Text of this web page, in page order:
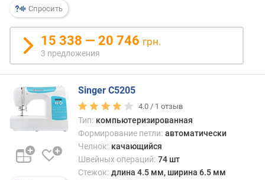
д
а
т
е
д
о
а
в
л
е
и
Спросить
15 338 — 20 746 грн.
3 предложения
Singer C5205
4.0 / 1 отзыв
Тип: компьютеризированная
Формирование петли: автоматически
Челнок: качающийся
Швейных операций: 74 шт
Стежок: длина 4.5 мм, ширина 6.5 мм